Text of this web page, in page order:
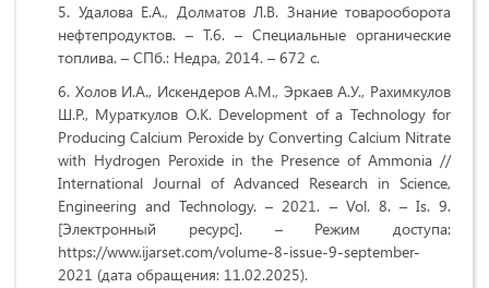
Удалова Е.А., Долматов Л.В. Знание товарооборота
нефтепродуктов. – Т.6. – Специальные органические
топлива. – СПб.: Недра, 2014. – 672 с.
Холов И.А., Искендеров А.М., Эркаев А.У., Рахимкулов
Ш.Р., Мураткулов О.К. Development of a Technology for
Producing Calcium Peroxide by Converting Calcium Nitrate
with Hydrogen Peroxide in the Presence of Ammonia //
International Journal of Advanced Research in Science,
Engineering and Technology. – 2021. – Vol. 8. – Is. 9.
[Электронный ресурс]. – Режим доступа:
https://www.ijarset.com/volume-8-issue-9-september-
2021 (дата обращения: 11.02.2025).